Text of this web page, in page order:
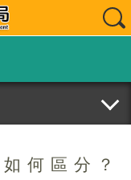
何區分？